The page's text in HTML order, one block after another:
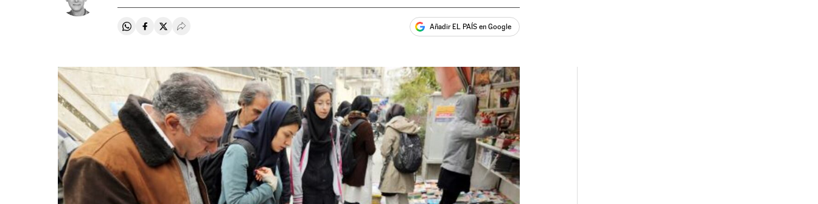
Compartir en Whatsapp
Compartir en Facebook
Compartir en Twitter
Desplegar Redes Sociales Añadir EL PAÍS en Google